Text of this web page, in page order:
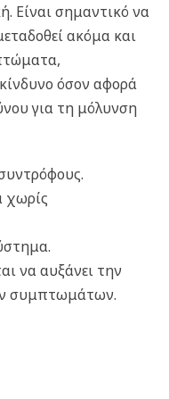
Είναι σημαντικό να
ακόμα και
όσον αφορά
για τη μόλυνση
χωρίς
να αυξάνει την
συμπτωμάτων.